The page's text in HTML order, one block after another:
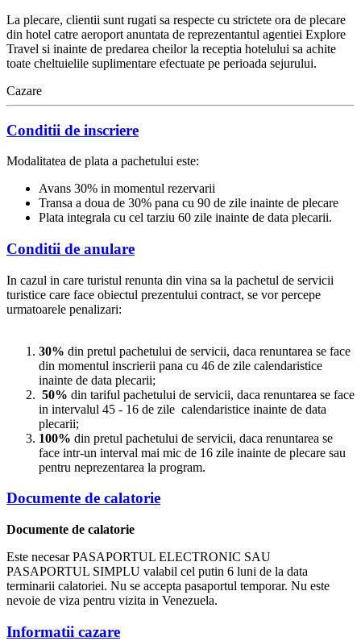
La plecare, clientii sunt rugati sa respecte cu strictete ora de plecare
din hotel catre aeroport anuntata de reprezentantul agentiei Explore
Travel si inainte de predarea cheilor la receptia hotelului sa achite
toate cheltuielile suplimentare efectuate pe perioada sejurului.
Cazare
Conditii de inscriere
Modalitatea de plata a pachetului este:
Avans 30% in momentul rezervarii
Transa a doua de 30% pana cu 90 de zile inainte de plecare
Plata integrala cu cel tarziu 60 zile inainte de data plecarii.
Conditii de anulare
In cazul in care turistul renunta din vina sa la pachetul de servicii
turistice care face obiectul prezentului contract, se vor percepe
urmatoarele penalizari:
30% din pretul pachetului de servicii, daca renuntarea se face
din momentul inscrierii pana cu 46 de zile calendaristice
inainte de data plecarii;
50% din tariful pachetului de servicii, daca renuntarea se face
in intervalul 45 - 16 de zile calendaristice inainte de data
plecarii;
100% din pretul pachetului de servicii, daca renuntarea se
face intr-un interval mai mic de 16 zile inainte de plecare sau
pentru neprezentarea la program.
Documente de calatorie
Documente de calatorie
Este necesar PASAPORTUL ELECTRONIC SAU
PASAPORTUL SIMPLU valabil cel putin 6 luni de la data
terminarii calatoriei. Nu se accepta pasaportul temporar. Nu este
nevoie de viza pentru vizita in Venezuela.
Informatii cazare